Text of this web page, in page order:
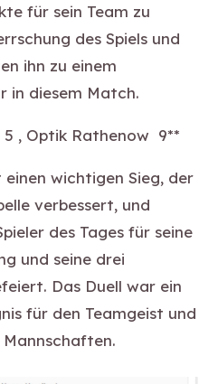
für sein Team zu
des Spiels und
ihn zu einem
in diesem Match.
5 , Optik Rathenow 9**
wichtigen Sieg, der
verbessert, und
des Tages für seine
und seine drei
Das Duell war ein
für den Teamgeist und